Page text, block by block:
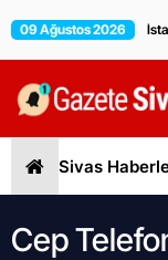
09 Ağustos 2026
Sivas
Cep